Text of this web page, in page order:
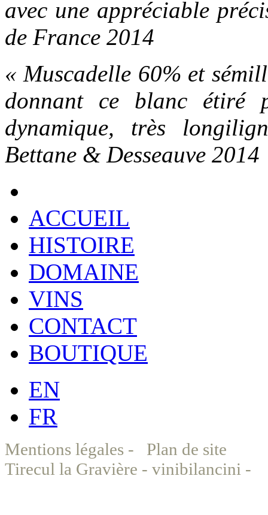
avec une appréciable
de France 2014
« Muscadelle 60% et
donnant ce blanc étiré
dynamique, très
Bettane & Desseauve 2014
ACCUEIL
HISTOIRE
DOMAINE
VINS
CONTACT
BOUTIQUE
EN
FR
Mentions légales - Plan de site
Tirecul la Gravière - vinibilancini -